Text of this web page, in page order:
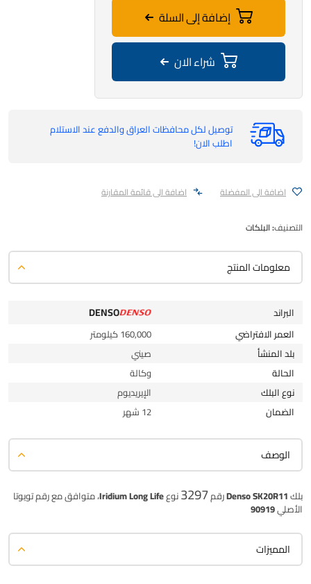
إضافة إلى السلة
شراء الان
توصيل لكل محافظات العراق والدفع عند الاستلام
اطلب الان!
اضافة الى المفضلة اضافة الى قائمة المقارنة
التصنيف:البلكات
معلومات المنتج
البراند DENSO
العمر الافتراضي
160,000 كيلومتر
بلد المنشأ
صيني
الحالة
وكالة
نوع البلك
الإيريديوم
الضمان
12 شهر
الوصف
بلكDenso SK20R11رقم3297نوعIridium Long Life، متوافق مع رقم تويوتا
الأصلي90919
المميزات